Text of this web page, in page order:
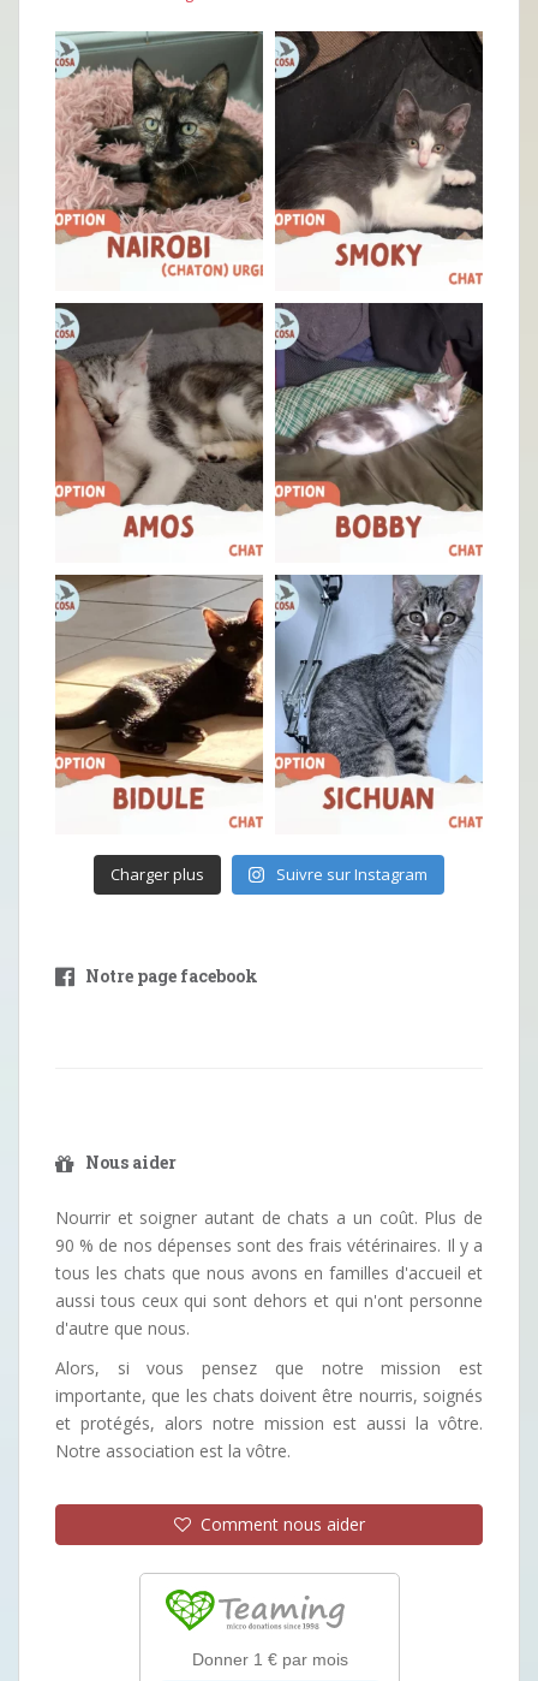
Charger plus Suivre sur Instagram
Notre page facebook
Nous aider
Nourrir et soigner autant de chats a un coût. Plus de
90 % de nos dépenses sont des frais vétérinaires. Il y a
tous les chats que nous avons en familles d'accueil et
aussi tous ceux qui sont dehors et qui n'ont personne
d'autre que nous.
Alors, si vous pensez que notre mission est
importante, que les chats doivent être nourris, soignés
et protégés, alors notre mission est aussi la vôtre.
Notre association est la vôtre.
Comment nous aider